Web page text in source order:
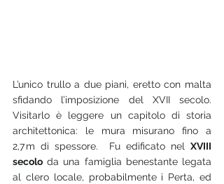
L’unico trullo a due piani, eretto con malta
sfidando l’imposizione del XVII secolo.
Visitarlo è leggere un capitolo di storia
architettonica: le mura misurano fino a
2,7 m di spessore.  Fu edificato nel XVIII
secolo da una famiglia benestante legata
al clero locale, probabilmente i Perta, ed